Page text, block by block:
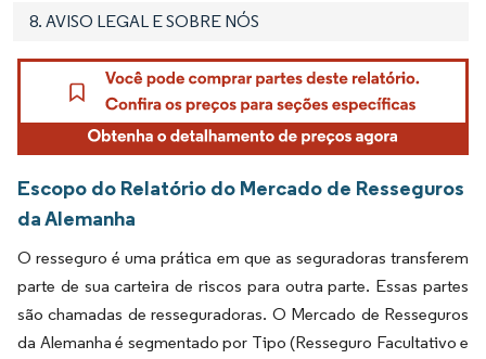
8. AVISO LEGAL E SOBRE NÓS
Escopo do Relatório do Mercado de Resseguros
da Alemanha
O resseguro é uma prática em que as seguradoras transferem
parte de sua carteira de riscos para outra parte. Essas partes
são chamadas de resseguradoras. O Mercado de Resseguros
da Alemanha é segmentado por Tipo (Resseguro Facultativo e